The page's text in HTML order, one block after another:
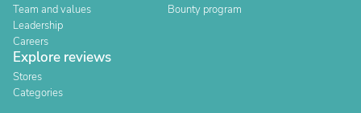
Team and values
Leadership
Careers
Bounty program
Explore reviews
Stores
Categories